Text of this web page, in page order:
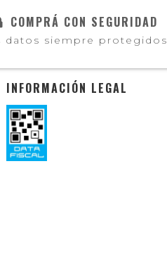
COMPRÁ CON SEGURIDAD
datos siempre protegidos
INFORMACIÓN LEGAL